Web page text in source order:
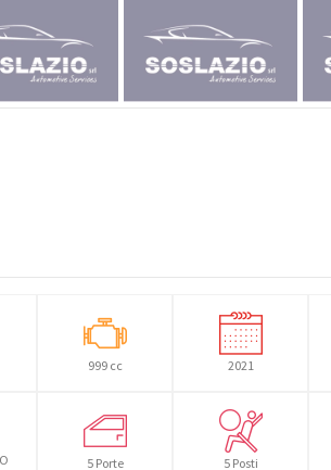
999 cc 2021
5 Porte 5 Posti